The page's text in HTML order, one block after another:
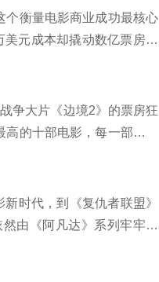
个衡量电影商业成功最核心
元成本却撬动数亿票房的
详细名单吧！
争大片《边境2》的票房狂
的十部电影，每一部都用
时代，到《复仇者联盟》
由《阿凡达》系列牢牢统
神话”。本文将盘点科幻电